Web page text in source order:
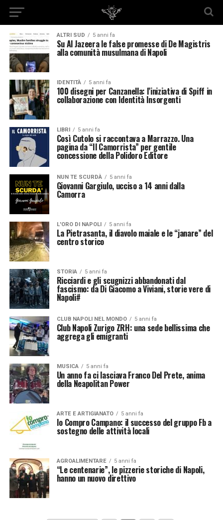
ALTRI SUD 5 anni fa
Su Al Jazeera le false promesse di De Magistris
alla comunità musulmana di Napoli
IDENTITÀ 5 anni fa
100 disegni per Canzanella: l’iniziativa di Spiff in
collaborazione con Identità Insorgenti
LIBRI 5 anni fa
Così Cutolo si raccontava a Marrazzo. Una
pagina da “Il Camorrista” per gentile
concessione della Polidoro Editore
NUN TE SCURDÀ 5 anni fa
Giovanni Gargiulo, ucciso a 14 anni dalla
Camorra
L'ORO DI NAPOLI 5 anni fa
La Pietrasanta, il diavolo maiale e le “janare” del
centro storico
STORIA 5 anni fa
Ricciardi e gli scugnizzi abbandonati dal
fascismo: da Di Giacomo a Viviani, storie vere di
Napoli#
CLUB NAPOLI NEL MONDO 5 anni fa
Club Napoli Zurigo ZRH: una sede bellissima che
aggrega gli emigranti
MUSICA 5 anni fa
Un anno fa ci lasciava Franco Del Prete, anima
della Neapolitan Power
ARTE E ARTIGIANATO 5 anni fa
Io Compro Campano: il successo del gruppo Fb a
sostegno delle attività locali
AGROALIMENTARE 5 anni fa
“Le centenarie”, le pizzerie storiche di Napoli,
hanno un nuovo direttivo